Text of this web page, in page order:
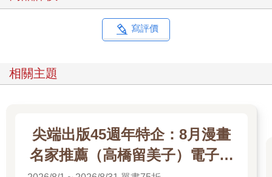
寫評價
相關主題
尖端出版45週年特企：8月漫畫
名家推薦（高橋留美子）電子書